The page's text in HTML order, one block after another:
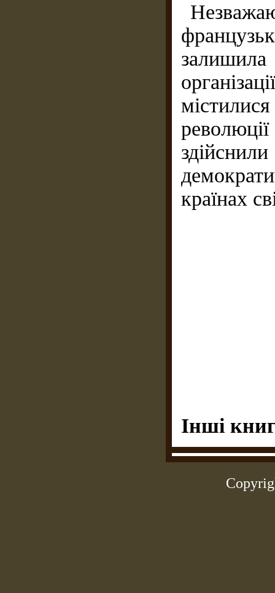
країнах
Інші